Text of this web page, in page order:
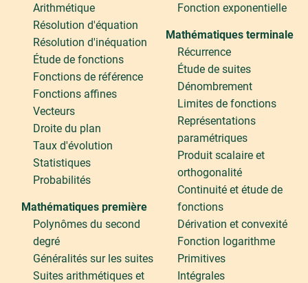
Arithmétique
Résolution d'équation
Résolution d'inéquation
Étude de fonctions
Fonctions de référence
Fonctions affines
Vecteurs
Droite du plan
Taux d'évolution
Statistiques
Probabilités
Mathématiques première
Polynômes du second
degré
Généralités sur les suites
Suites arithmétiques et
Fonction exponentielle
Mathématiques terminale
Récurrence
Étude de suites
Dénombrement
Limites de fonctions
Représentations
paramétriques
Produit scalaire et
orthogonalité
Continuité et étude de
fonctions
Dérivation et convexité
Fonction logarithme
Primitives
Intégrales